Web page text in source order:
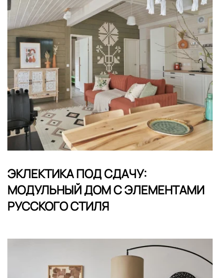
ЭКЛЕКТИКА ПОД СДАЧУ:
МОДУЛЬНЫЙ ДОМ С ЭЛЕМЕНТАМИ
РУССКОГО СТИЛЯ